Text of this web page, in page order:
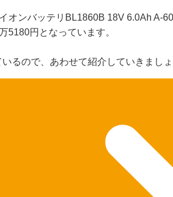
オンバッテリBL1860B 18V 6.0Ah A-
5180円となっています。
るので、あわせて紹介していきましょ